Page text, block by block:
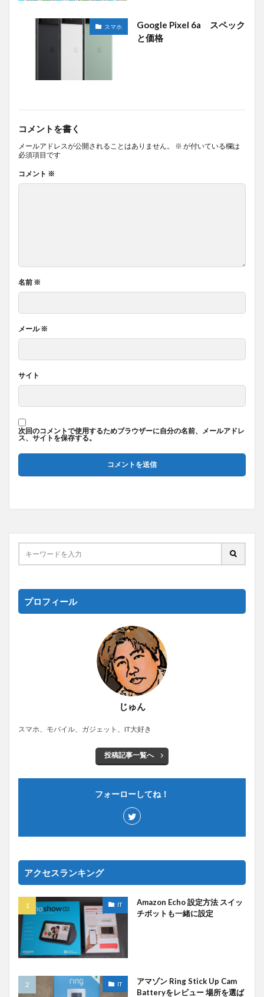
スマホ
Google Pixel 6a スペック
と価格
コメントを書く
メールアドレスが公開されることはありません。 ※ が付いている欄は
必須項目です
コメント ※
名前 ※
メール※
サイト
次回のコメントで使用するためブラウザーに自分の名前、メールアドレ
ス、サイトを保存する。
プロフィール
じゅん
スマホ、モバイル、ガジェット、IT大好き
投稿記事一覧へ
フォーローしてね！
アクセスランキング
IT
Amazon Echo 設定方法 スイッ
チボットも一緒に設定
IT
アマゾン Ring Stick Up Cam
Batteryをレビュー 場所を選ば